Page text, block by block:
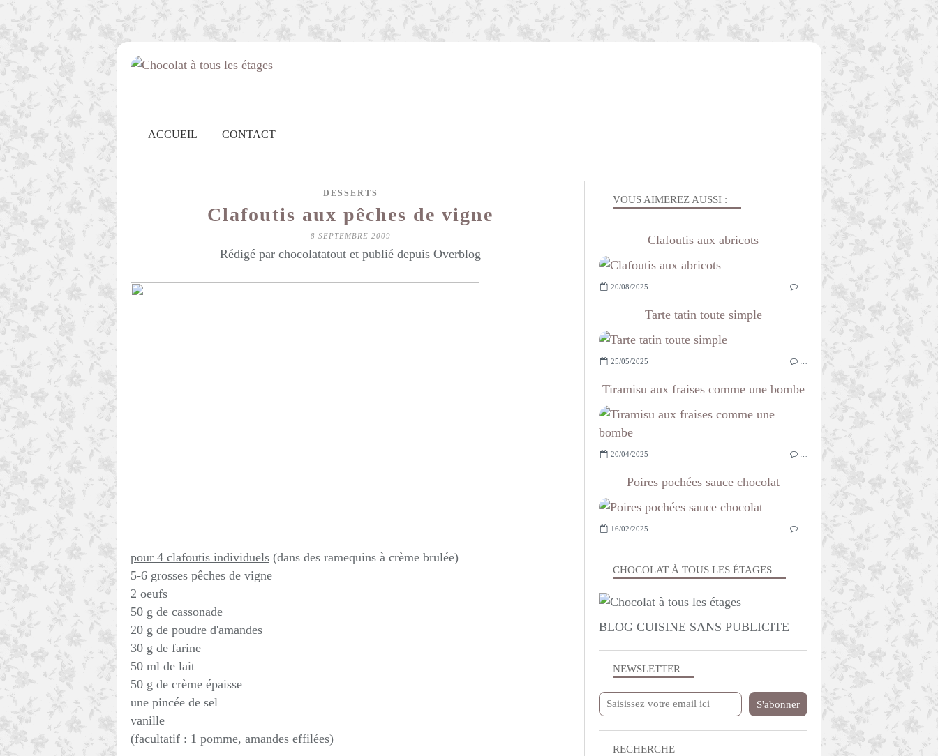
ACCUEIL CONTACT
DESSERTS
Clafoutis aux pêches de vigne
8 SEPTEMBRE 2009
Rédigé par chocolatatout et publié depuis Overblog
pour 4 clafoutis individuels (dans des ramequins à crème brulée)
5-6 grosses pêches de vigne
2 oeufs
50 g de cassonade
20 g de poudre d'amandes
30 g de farine
50 ml de lait
50 g de crème épaisse
une pincée de sel
vanille
(facultatif : 1 pomme, amandes effilées)
NEWSLETTER
RECHERCHE
CHOCOLAT À TOUS LES ÉTAGES
BLOG CUISINE SANS PUBLICITE
VOUS AIMEREZ AUSSI :
Clafoutis aux abricots
20/08/2025
Tarte tatin toute simple
25/05/2025
Tiramisu aux fraises comme une bombe
20/04/2025
Poires pochées sauce chocolat
16/02/2025